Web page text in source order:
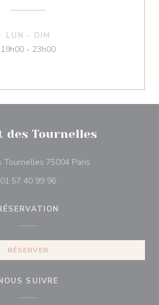
LUN - DIM
19h00 - 23h00
des Tournelles
Tournelles 75004 Paris((ouvre une
01 57 40 99 96
RÉSERVER
SUIVRE